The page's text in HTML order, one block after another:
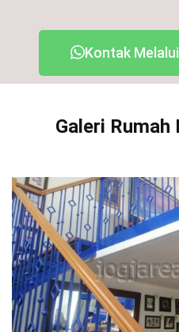
Kontak
Galeri